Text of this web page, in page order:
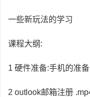
一些新玩法的学习
课程大纲:
1 硬件准备:手机的准
2 outlook邮箱注册